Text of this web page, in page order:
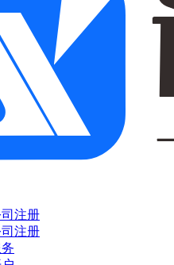
注册
注册